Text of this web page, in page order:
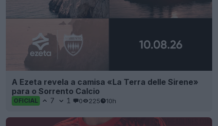
A Ezeta revela a camisa «La Terra delle Sirene»
para o Sorrento Calcio
OFICIAL 7 1 0 225 10h